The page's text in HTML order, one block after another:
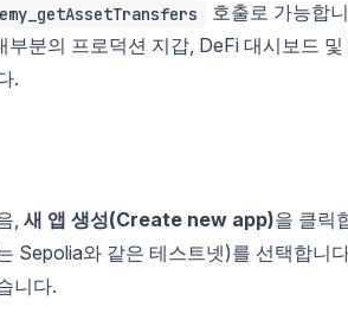
호출로 가능합
분의 프로덕션 지갑, DeFi 대시보드
.
, 새 앱 생성(Create new app)을 클릭
Sepolia와 같은 테스트넷)를 선택합니
니다.